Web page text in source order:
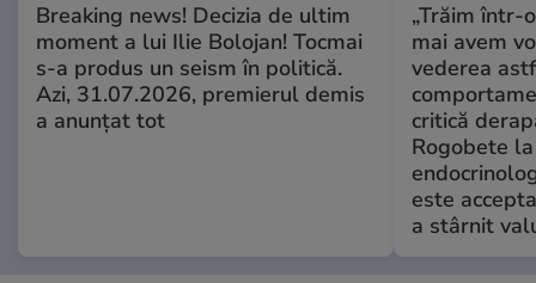
Breaking news! Decizia de ultim
moment a lui Ilie Bolojan! Tocmai
s-a produs un seism în politică.
Azi, 31.07.2026, premierul demis
a anunțat tot
„Trăim într-
mai avem
vederea
critică
Rogobete
este
a stârnit